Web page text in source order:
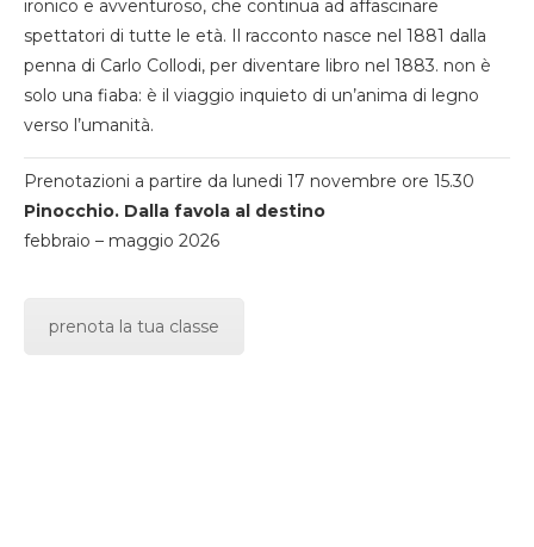
ironico e avventuroso, che continua ad affascinare
spettatori di tutte le età. Il racconto nasce nel 1881 dalla
penna di Carlo Collodi, per diventare libro nel 1883. non è
solo una fiaba: è il viaggio inquieto di un’anima di legno
verso l’umanità.
Prenotazioni a partire da lunedi 17 novembre ore 15.30
Pinocchio. Dalla favola al destino
febbraio – maggio 2026
prenota la tua classe